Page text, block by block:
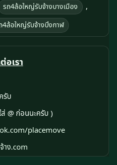
รถ4ล้อใหญ่รับจ้างบางเมือง ,
4ล้อใหญ่รับจ้างบึงกาฬ
อเรา
รับ
ส่ @ ก่อนนะครับ )
placemove
ง.com